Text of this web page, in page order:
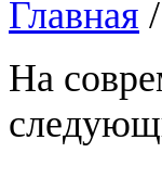
Главная /
На